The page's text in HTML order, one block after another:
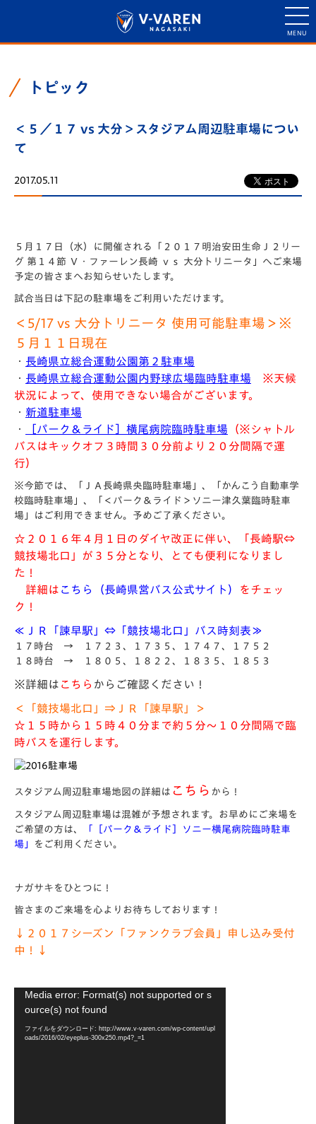
トピック
＜５／１７ vs 大分＞スタジアム周辺駐車場につい
て
2017.05.11
５月１７日（水）に開催される「２０１７明治安田生命Ｊ２リー
グ 第１４節 Ｖ・ファーレン長崎 ｖｓ 大分トリニータ」へご来場
予定の皆さまへお知らせいたします。
試合当日は下記の駐車場をご利用いただけます。
＜5/17 vs 大分トリニータ 使用可能駐車場＞※
５月１１
日現在
・ 長崎県立総合運動公園第２駐車場
・ 長崎県立総合運動公園内野球広場臨時駐車場
※天候
状況によって、使用できない場合がございます。
・ 新道駐車場
・
［パーク＆ライド］横尾病院臨時駐車場 （※シャトル
バスはキックオフ３時間３０分前より２０分間隔で運
行）
※今節では、「ＪＡ長崎県央臨時駐車場」、「かんこう自動車学
校臨時駐車場」、「＜パーク＆ライド＞ソニー津久葉臨時駐車
場」はご利用できません。予めご了承ください。
☆２０１６年４月１日のダイヤ改正に伴い、「長崎駅⇔
競技場北口」が３５分となり、とても便利になりまし
た！
詳細は こちら（長崎県営バス公式サイト）
をチェッ
ク！
≪ＪＲ「諫早駅」⇔「競技場北口」バス時刻表≫
１７時台 → １７２３、１７３５、１７４７、１７５２
１８時台 → １８０５、１８２２、１８３５、１８５３
※詳細は こちら からご確認ください！
＜「競技場北口」⇒ＪＲ「諫早駅」＞
☆１５時から１５時４０分まで約５分～１０分間隔で臨
時バスを運行します。
スタジアム周辺駐車場地図の詳細は こちら から！
スタジアム周辺駐車場は混雑が予想されます。お早めにご来場を
ご希望の方は、
「［パーク＆ライド］ソニー横尾病院臨時駐車
場」
をご利用ください。
ナガサキをひとつに！
皆さまのご来場を心よりお待ちしております！
↓２０１７シーズン「ファンクラブ会員」申し込み受付
中！↓
Media error: Format(s) not supported or s
ource(s) not found
ファイルをダウンロード: http://www.v-varen.com/wp-content/upl
oads/2016/02/eyeplus-300x250.mp4?_=1